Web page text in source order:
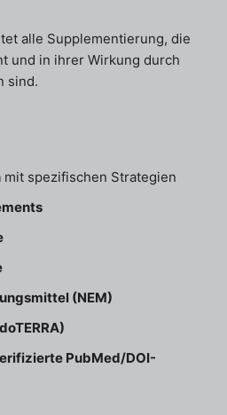
alle Supplementierung, die
und in ihrer Wirkung durch
sind.
mit spezifischen Strategien
(NEM)
PubMed/DOI-